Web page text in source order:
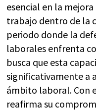
esencial en la
trabajo dentro de la
periodo donde la
laborales enfrenta
busca que esta
significativamente a
ámbito laboral. Con
reafirma su